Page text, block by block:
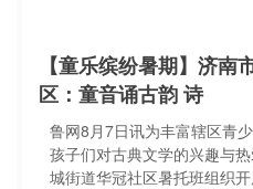
【童乐缤纷暑期】济
区：童音诵古韵 诗
鲁网8月7日讯为丰富辖区青
孩子们对古典文学的兴趣与
城街道华冠社区暑托班组织